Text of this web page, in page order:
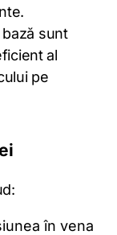
sunt
al
pe
în vena